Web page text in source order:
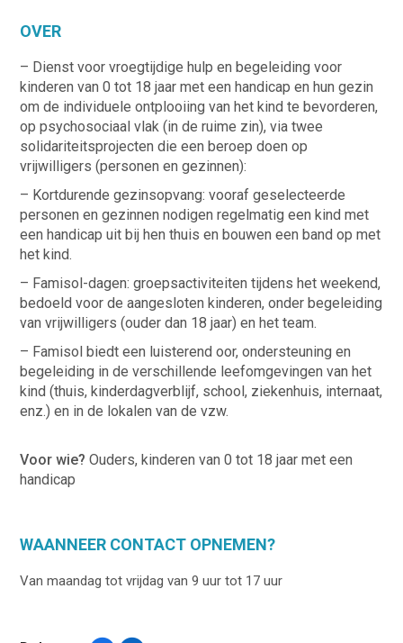
OVER
– Dienst voor vroegtijdige hulp en begeleiding voor
kinderen van 0 tot 18 jaar met een handicap en hun gezin
om de individuele ontplooiing van het kind te bevorderen,
op psychosociaal vlak (in de ruime zin), via twee
solidariteitsprojecten die een beroep doen op
vrijwilligers (personen en gezinnen):
– Kortdurende gezinsopvang: vooraf geselecteerde
personen en gezinnen nodigen regelmatig een kind met
een handicap uit bij hen thuis en bouwen een band op met
het kind.
– Famisol-dagen: groepsactiviteiten tijdens het weekend,
bedoeld voor de aangesloten kinderen, onder begeleiding
van vrijwilligers (ouder dan 18 jaar) en het team.
– Famisol biedt een luisterend oor, ondersteuning en
begeleiding in de verschillende leefomgevingen van het
kind (thuis, kinderdagverblijf, school, ziekenhuis, internaat,
enz.) en in de lokalen van de vzw.
Voor wie? Ouders, kinderen van 0 tot 18 jaar met een
handicap
WAANNEER CONTACT OPNEMEN?
Van maandag tot vrijdag van 9 uur tot 17 uur